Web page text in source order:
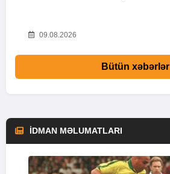
09.08.2026
Bütün xəbərlər
İDMAN MƏLUMATLARI